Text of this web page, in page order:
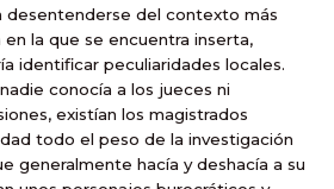
desentenderse del contexto más
la que se encuentra inserta,
identificar peculiaridades locales.
conocía a los jueces ni
existían los magistrados
todo el peso de la investigación
generalmente hacía y deshacía a su